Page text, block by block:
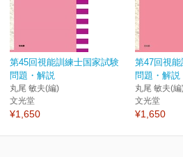
第45回視能訓練士国家試験
問題・解説
丸尾 敏夫(編)
文光堂
¥1,650
第47回視
問題・解説
丸尾 敏夫(編
文光堂
¥1,650